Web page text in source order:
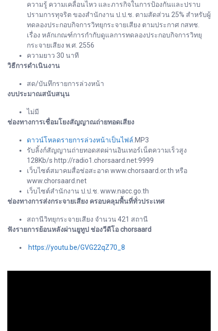
ความรู้ ความเคลื่อนไหว และภารกิจในการป้องกันและปราบ
ปรามการทุจริต ของสำนักงาน ป.ป.ช. ตามสัดส่วน 25% สำหรับผู้
ทดลองประกอบกิจการวิทยุกระจายเสียง ตามประกาศ กสทช.
เรื่อง หลักเกณฑ์การกำกับดูแลการทดลองประกอบกิจการวิทยุ
กระจายเสียง พ.ศ. 2556
ความยาว 30 นาที
วิธีการดำเนินงาน
สด/บันทึกรายการล่วงหน้า
งบประมาณสนับสนุน
ไม่มี
ช่องทางการเชื่อมโยงสัญญาณถ่ายทอดเสียง
ดาวน์โหลดรายการล่วงหน้าเป็นไฟล์.MP3
รับลิ้งก์สัญญานถ่ายทอดสดผ่านอินเทอร์เน็ตความเร็วสูง
128Kb/s http://radio1.chorsaard.net:9999
เว็บไซต์สมาคมสื่อช่อสะอาด www.chorsaard.or.th หรือ
www.chorsaard.net
เว็บไซต์สำนักงาน ป.ป.ช. www.nacc.go.th
ช่องทางการส่งกระจายเสียง ครอบคลุมพื้นที่ทั่วประเทศ
สถานีวิทยุกระจายเสียง จำนวน 421 สถานี
ฟังรายการย้อนหลังผ่านยูทูป ช่องวีดีโอ chorsaard
https://youtu.be/GVG22qZ70_8